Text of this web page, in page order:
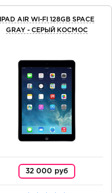
IPAD AIR WI-FI 128GB SPACE
GRAY - СЕРЫЙ КОСМОС
32 000 руб